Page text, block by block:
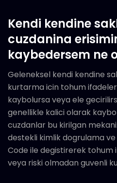
Kendi kendine
cuzdanina
kaybedersem ne
Geleneksel kendi kendine
kurtarma icin tohum
kaybolursa veya ele
genellikle kalici olarak
cuzdanlar bu kirilgan
destekli kimlik dogrulama ve
Code ile degistirerek tohum
veya riski olmadan guvenli